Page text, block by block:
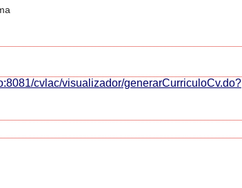
cvlac/visualizador/generarCurriculoCv.do?